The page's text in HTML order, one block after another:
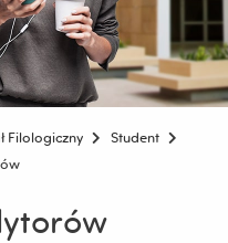
Filologiczny
Student